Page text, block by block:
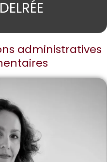
administratives